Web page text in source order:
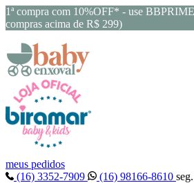
1ª compra com 10%OFF* - use
compras acima de R$ 299)
meus pedidos
(16) 3352-7909
(16) 98166-8610